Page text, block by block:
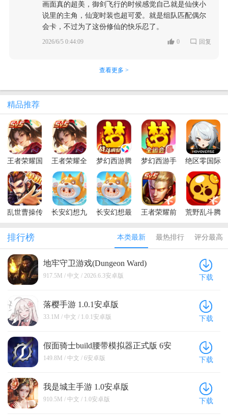
画面真的超美，御剑飞行的时候感觉自己就是仙侠小
说里的主角，仙宠时装也超可爱。就是组队匹配偶尔
会卡，不过为了这份修仙的快乐忍了。
2026/6/5 0:44:09 0 回复
查看更多 >
精品推荐
王者荣耀国
际服最新版
2026(Honor
of Kings)
王者荣耀全
球国际服最
新版(Honor
of Kings)
梦幻西游腾
讯应用宝版
梦幻西游手
机版
绝区零国际
服最新版本
乱世曹操传
长安幻想九
长安幻想最
王者荣耀前
荒野乱斗腾
排行榜 本类最新 最热排行 评分最高
地牢守卫游戏(Dungeon Ward)
2026.6.3安卓版
917.5M / 中文 / 2026.6.3安卓版 下载
落樱手游 1.0.1安卓版
33.1M / 中文 / 1.0.1安卓版 下载
假面骑士build腰带模拟器正式版 6安
卓版
149.8M / 中文 / 6安卓版 下载
我是城主手游 1.0安卓版
910.5M / 中文 / 1.0安卓版 下载